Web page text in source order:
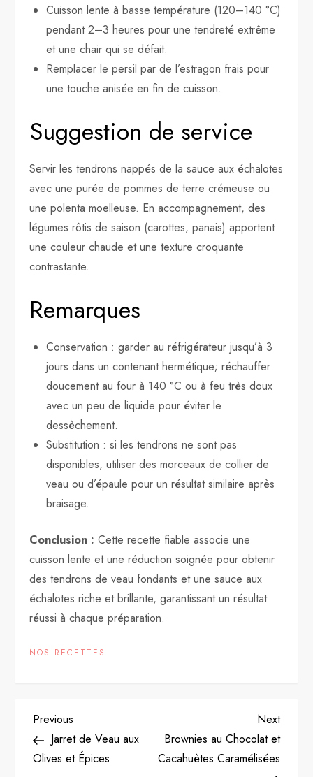
Cuisson lente à basse température (120–140 °C)
pendant 2–3 heures pour une tendreté extrême
et une chair qui se défait.
Remplacer le persil par de l’estragon frais pour
une touche anisée en fin de cuisson.
Suggestion de service
Servir les tendrons nappés de la sauce aux échalotes
avec une purée de pommes de terre crémeuse ou
une polenta moelleuse. En accompagnement, des
légumes rôtis de saison (carottes, panais) apportent
une couleur chaude et une texture croquante
contrastante.
Remarques
Conservation : garder au réfrigérateur jusqu’à 3
jours dans un contenant hermétique; réchauffer
doucement au four à 140 °C ou à feu très doux
avec un peu de liquide pour éviter le
dessèchement.
Substitution : si les tendrons ne sont pas
disponibles, utiliser des morceaux de collier de
veau ou d’épaule pour un résultat similaire après
braisage.
Conclusion : Cette recette fiable associe une
cuisson lente et une réduction soignée pour obtenir
des tendrons de veau fondants et une sauce aux
échalotes riche et brillante, garantissant un résultat
réussi à chaque préparation.
NOS RECETTES
P
o
Previous
Post
Previous
Jarret de Veau aux
Olives et Épices
Next
Post
Next
Brownies au Chocolat et
Cacahuètes Caramélisées